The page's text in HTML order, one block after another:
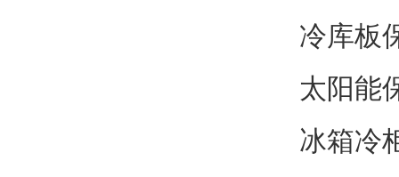
冷库板
太阳能
冰箱冷